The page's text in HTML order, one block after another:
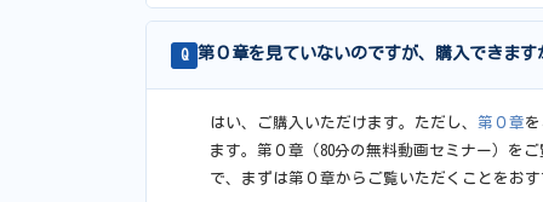
Q 第０章を見ていないのですが、購入できます
はい、ご購入いただけます。ただし、 第０章
ます。第０章（80分の無料動画セミナー）を
で、まずは第０章からご覧いただくことをお